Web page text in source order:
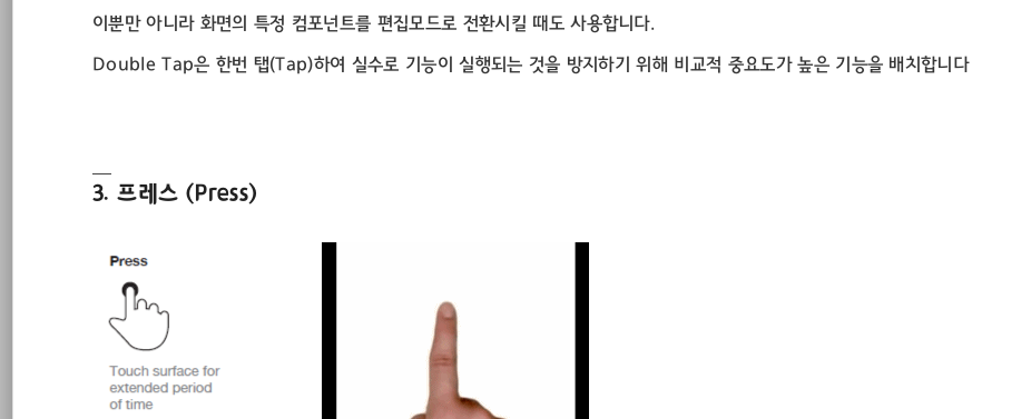
이뿐만 아니라 화면의 특정 컴포넌트를 편집모드로 전환시킬 때도 사용합니다.
Double Tap은 한번 탭(Tap)하여 실수로 기능이 실행되는 것을 방지하기 위해 비교적 중요도가 높은 기능을 배치합니다
3. 프레스 (Press)